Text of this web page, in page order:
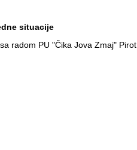
situacije
radom PU "Čika Jova Zmaj" Pirot